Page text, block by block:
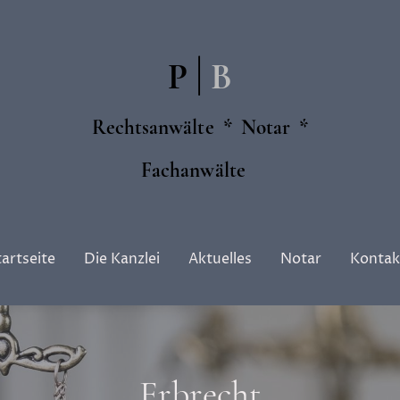
P B
Rechtsanwälte * Notar *
Fachanwälte
Die Kanzlei Aktuelles Notar